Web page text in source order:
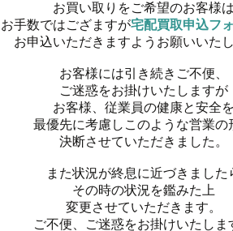
お買い取りをご希望のお客様
お手数ではござますが宅配買取申込フ
お申込いただきますようお願いいた
お客様には引き続きご不便、
ご迷惑をお掛けいたしますが
お客様、従業員の健康と安全
最優先に考慮しこのような営業の
決断させていただきました。
また状況が終息に近づきました
その時の状況を鑑みた上
変更させていただきます。
ご不便、ご迷惑をお掛けいたしま